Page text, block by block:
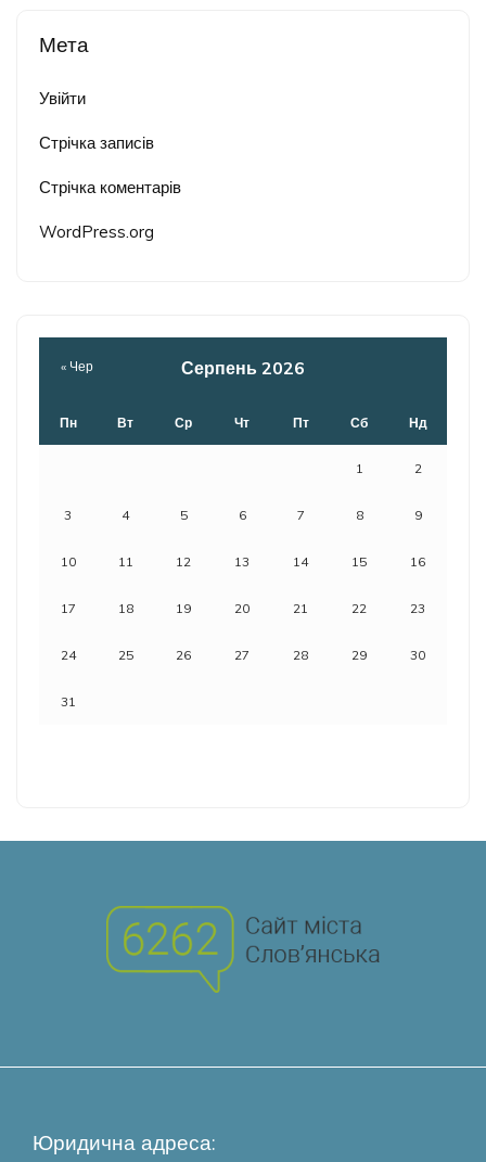
Мета
Увійти
Стрічка записів
Стрічка коментарів
WordPress.org
Серпень 2026
Пн Вт Ср Чт Пт Сб Нд
1 2
3 4 5 6 7 8 9
10 11 12 13 14 15 16
17 18 19 20 21 22 23
24 25 26 27 28 29 30
31
« Чер
Юридична адреса: